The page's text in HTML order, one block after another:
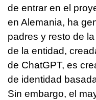
de entrar en el
en Alemania, ha
padres y resto de
de la entidad,
de ChatGPT, es
de identidad
Sin embargo, el